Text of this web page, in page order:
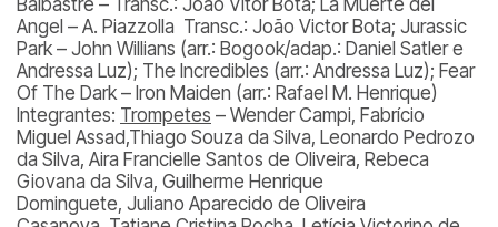
Balbastre – Transc.: João Vitor Bota; La Muerte del
Angel – A. Piazzolla Transc.: João Victor Bota; Jurassic
Park – John Willians (arr.: Bogook/adap.: Daniel Satler e
Andressa Luz); The Incredibles (arr.: Andressa Luz); Fear
Of The Dark – Iron Maiden (arr.: Rafael M. Henrique)
Integrantes: Trompetes – Wender Campi, Fabrício
Miguel Assad,Thiago Souza da Silva, Leonardo Pedrozo
da Silva, Aira Francielle Santos de Oliveira, Rebeca
Giovana da Silva, Guilherme Henrique
Dominguete, Juliano Aparecido de Oliveira